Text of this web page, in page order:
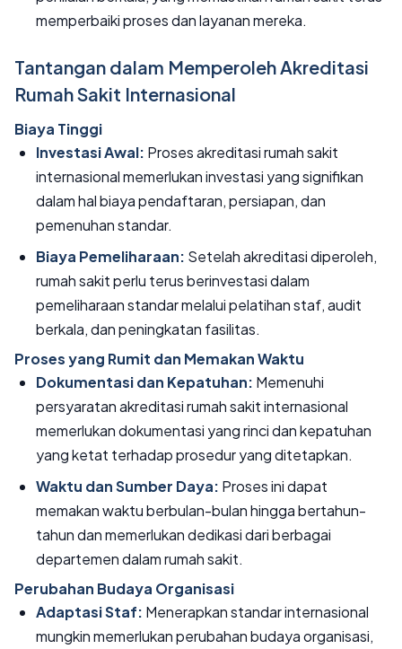
memperbaiki proses dan layanan mereka.
Tantangan dalam Memperoleh Akreditasi
Rumah Sakit Internasional
Biaya Tinggi
Investasi Awal: Proses akreditasi rumah sakit
internasional memerlukan investasi yang signifikan
dalam hal biaya pendaftaran, persiapan, dan
pemenuhan standar.
Biaya Pemeliharaan: Setelah akreditasi diperoleh,
rumah sakit perlu terus berinvestasi dalam
pemeliharaan standar melalui pelatihan staf, audit
berkala, dan peningkatan fasilitas.
Proses yang Rumit dan Memakan Waktu
Dokumentasi dan Kepatuhan: Memenuhi
persyaratan akreditasi rumah sakit internasional
memerlukan dokumentasi yang rinci dan kepatuhan
yang ketat terhadap prosedur yang ditetapkan.
Waktu dan Sumber Daya: Proses ini dapat
memakan waktu berbulan-bulan hingga bertahun-
tahun dan memerlukan dedikasi dari berbagai
departemen dalam rumah sakit.
Perubahan Budaya Organisasi
Adaptasi Staf: Menerapkan standar internasional
mungkin memerlukan perubahan budaya organisasi,